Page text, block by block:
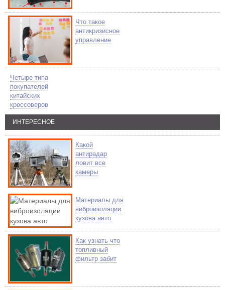
Что такое
антикризисное
управление
Четыре типа
покупателей
китайских
кроссоверов
ИНТЕРЕСНОЕ
Какой
антирадар
ловит все
камеры
Материалы для
виброизоляции
кузова авто
Как узнать что
топливный
фильтр забит